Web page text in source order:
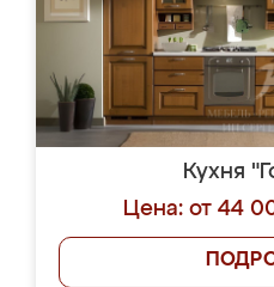
Кухня
Цена: от 44